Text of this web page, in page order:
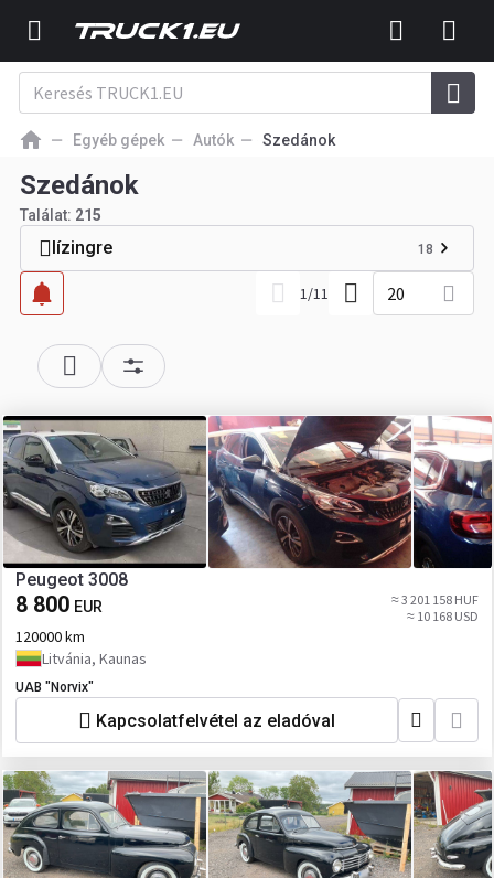
Egyéb gépek Autók Szedánok
Szedánok
Találat: 215
lízingre 18
1/11 20
Peugeot 3008
8 800 EUR
≈ 3 201 158 HUF
≈ 10 168 USD
120000 km
Litvánia, Kaunas
UAB "Norvix"
Kapcsolatfelvétel az eladóval